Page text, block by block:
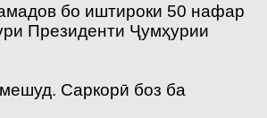
бо иштироки 50 нафар
Президенти Ҷумҳурии
Саркорӣ боз ба